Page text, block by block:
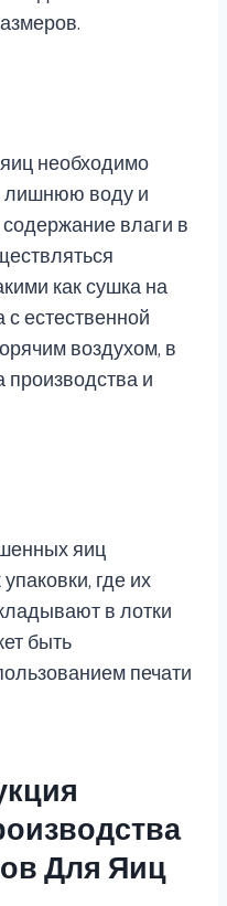
необходимо
лишнюю воду и
влаги в
как сушка на
естественной
воздухом, в
и
яиц
где их
в лотки
быть
печати
Для Яиц